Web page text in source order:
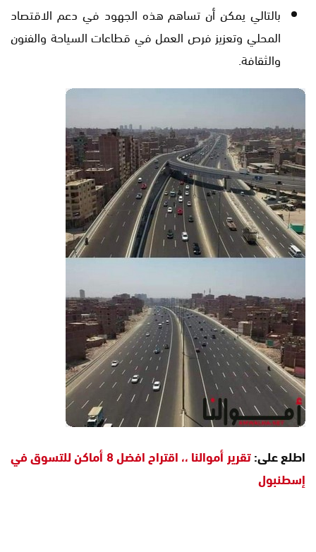
بالتالي يمكن أن تساهم هذه الجهود في دعم الاقتصاد
المحلي وتعزيز فرص العمل في قطاعات السياحة والفنون
والثقافة.
اطلع على:
تقرير أموالنا ،، اقتراح افضل 8 أماكن للتسوق في
إسطنبول